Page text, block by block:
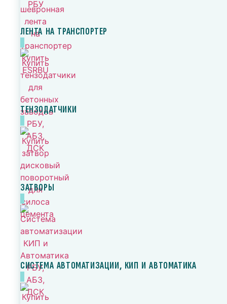
ЛЕНТА НА ТРАНСПОРТЕР
ТЕНЗОДАТЧИКИ
ЗАТВОРЫ
СИСТЕМА АВТОМАТИЗАЦИИ, КИП И АВТОМАТИКА